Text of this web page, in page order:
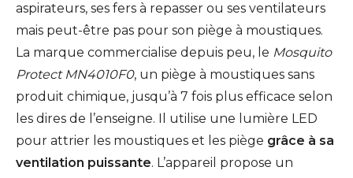
aspirateurs, ses fers à repasser ou ses ventilateurs
mais peut-être pas pour son piège à moustiques.
La marque commercialise depuis peu, le Mosquito
Protect MN4010F0, un piège à moustiques sans
produit chimique, jusqu’à 7 fois plus efficace selon
les dires de l’enseigne. Il utilise une lumière LED
pour attrier les moustiques et les piège grâce à sa
ventilation puissante. L’appareil propose un